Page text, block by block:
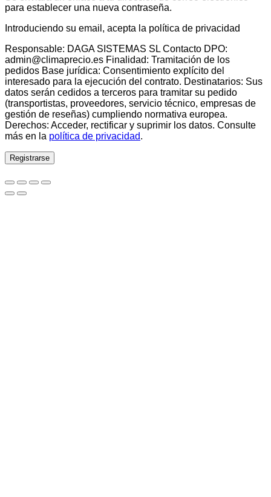
para establecer una nueva contraseña.
Introduciendo su email, acepta la política de privacidad
Responsable: DAGA SISTEMAS SL Contacto DPO:
admin@climaprecio.es Finalidad: Tramitación de los
pedidos Base jurídica: Consentimiento explícito del
interesado para la ejecución del contrato. Destinatarios: Sus
datos serán cedidos a terceros para tramitar su pedido
(transportistas, proveedores, servicio técnico, empresas de
gestión de reseñas) cumpliendo normativa europea.
Derechos: Acceder, rectificar y suprimir los datos. Consulte
más en la política de privacidad.
Registrarse